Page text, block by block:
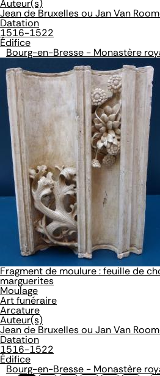
Auteur(s)
Jean de Bruxelles ou Jan Van
Datation
1516-1522
Édifice
Bourg-en-Bresse - Monastère
Fragment de moulure : feuille de
marguerites
Moulage
Art funéraire
Arcature
Auteur(s)
Jean de Bruxelles ou Jan Van
Datation
1516-1522
Édifice
Bourg-en-Bresse - Monastère